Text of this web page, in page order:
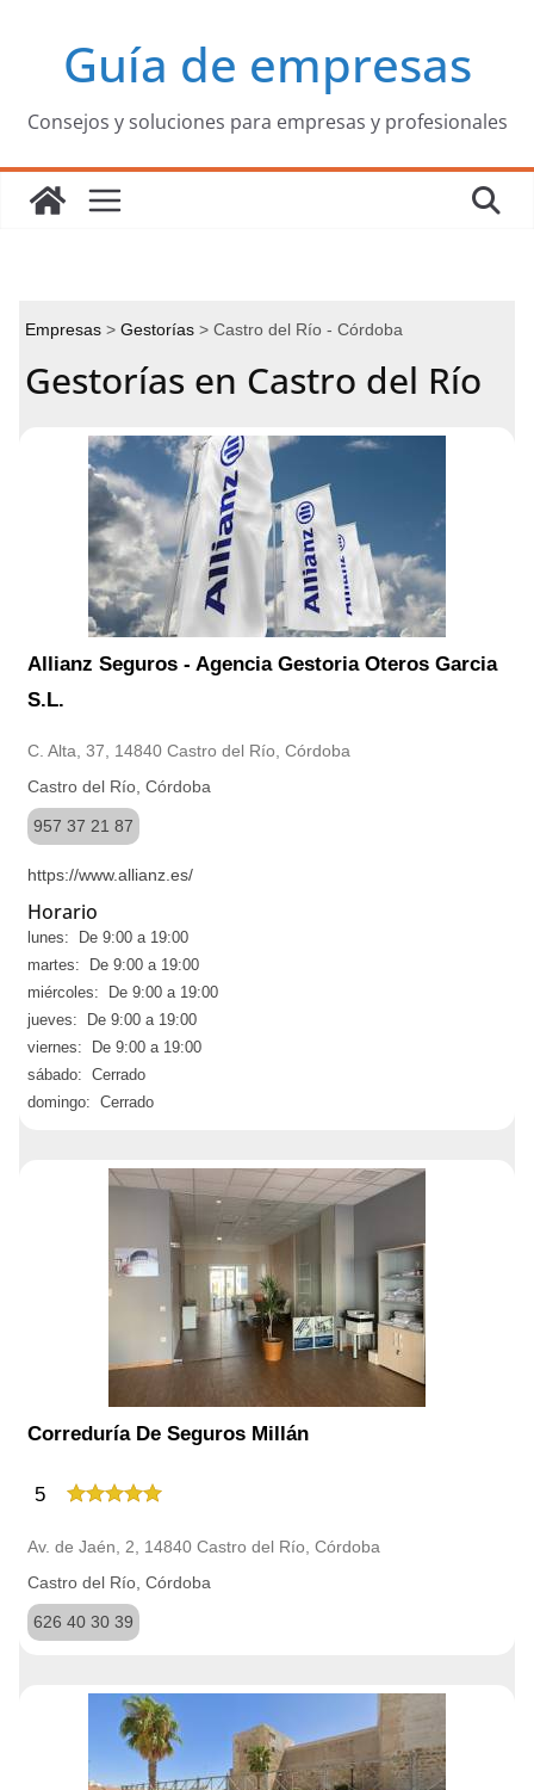
contenidoGuía de empresas
Consejos y soluciones para empresas y profesionales
Empresas Gestorías Castro del Río - Córdoba
Gestorías en Castro del Río
Allianz Seguros - Agencia Gestoria Oteros Garcia
S.L.
C. Alta, 37, 14840 Castro del Río, Córdoba
Castro del Río, Córdoba
957 37 21 87
https://www.allianz.es/
Horario
lunes: De 9:00 a 19:00
martes: De 9:00 a 19:00
miércoles: De 9:00 a 19:00
jueves: De 9:00 a 19:00
viernes: De 9:00 a 19:00
sábado: Cerrado
domingo: Cerrado
Correduría De Seguros Millán
5
Av. de Jaén, 2, 14840 Castro del Río, Córdoba
Castro del Río, Córdoba
626 40 30 39